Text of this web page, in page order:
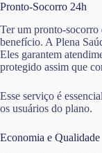
Pronto-Socorro 24h
Ter um pronto-
benefício. A Plena
Eles garantem
protegido assim que
Esse serviço é
os usuários do plano.
Economia e Qualidade